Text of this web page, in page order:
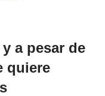
a pesar de
quiere